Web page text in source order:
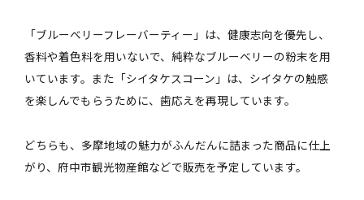
「ブルーベリーフレーバーティー」は、健康志向を優先し、
香料や着色料を用いないで、純粋なブルーベリーの粉末を用
いています。また「シイタケスコーン」は、シイタケの触感
を楽しんでもらうために、歯応えを再現しています。
どちらも、多摩地域の魅力がふんだんに詰まった商品に仕上
がり、府中市観光物産館などで販売を予定しています。